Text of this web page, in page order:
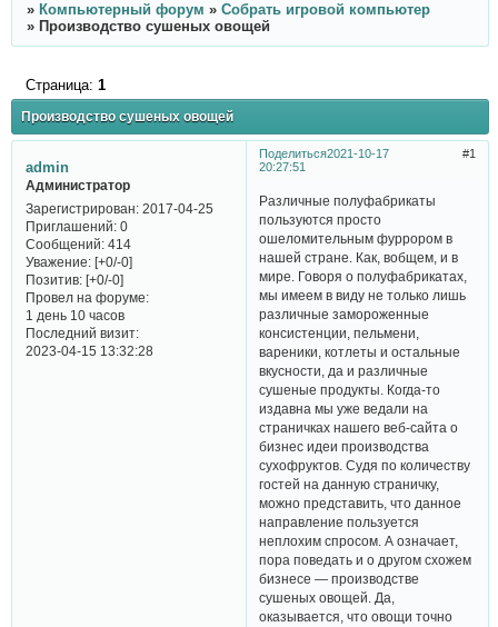
» Компьютерный форум » Собрать игровой компьютер
» Производство сушеных овощей
Производство сушеных овощей
Страница: 1
Поделиться 1
2021-10-17
20:27:51
admin
Администратор
Зарегистрирован: 2017-04-25
Приглашений:0
Сообщений:414
Уважение: [+0/-0]
Позитив: [+0/-0]
Провел на форуме:
1 день 10 часов
Последний визит:
2023-04-15 13:32:28
Различные полуфабрикаты
пользуются просто
ошеломительным фуррором в
нашей стране. Как, вобщем, и в
мире. Говоря о полуфабрикатах,
мы имеем в виду не только лишь
различные замороженные
консистенции, пельмени,
вареники, котлеты и остальные
вкусности, да и различные
сушеные продукты. Когда-то
издавна мы уже ведали на
страничках нашего веб-сайта о
бизнес идеи производства
сухофруктов. Судя по количеству
гостей на данную страничку,
можно представить, что данное
направление пользуется
неплохим спросом. А означает,
пора поведать и о другом схожем
бизнесе — производстве
сушеных овощей. Да,
оказывается, что овощи точно